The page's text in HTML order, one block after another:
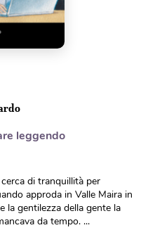
leggendo
di tranquillità per
approda in Valle Maira in
la gentilezza della gente la
da tempo. ...